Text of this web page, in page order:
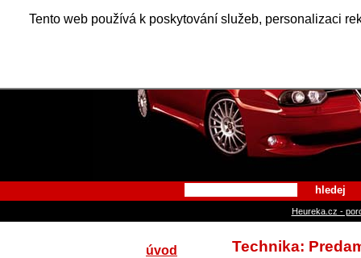
Tento web používá k poskytování služeb, personalizaci
Alfa
hledej
Heureka.cz -
Technika:
úvod